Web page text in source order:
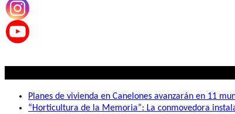
Planes de vivienda en Canelones avanzarán en 11
“Horticultura de la Memoria”: La conmovedora